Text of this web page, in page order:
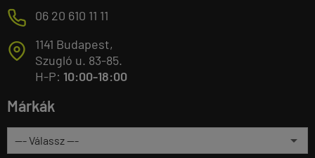
M 06 20 610 11 11
T
1141 Budapest,
Szugló u. 83-85.
H-P: 10:00-18:00
Márkák